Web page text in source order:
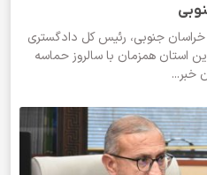
خراسان جنوبی، رئیس کل دادگستری
از آزادی ۳۶ زندانی این استان همزمان با سالروز حماسه
خبر...